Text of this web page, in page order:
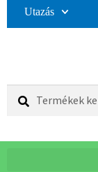
Utazás
Keresés